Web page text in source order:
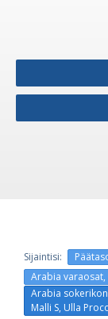
Arabia varaosat,
Arabia
Malli S, Ulla